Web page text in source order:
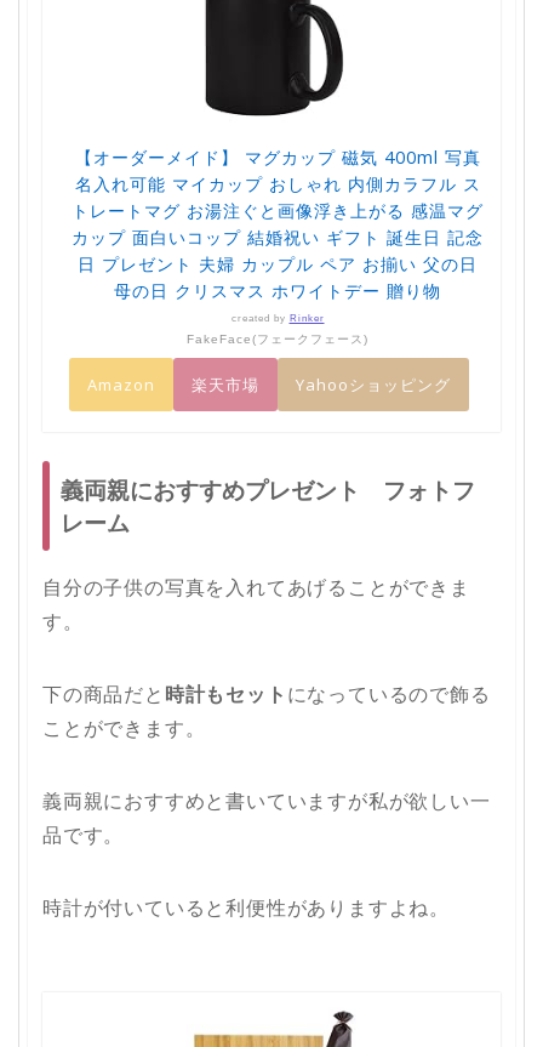
【オーダーメイド】 マグカップ 磁気 400ml 写真
名入れ可能 マイカップ おしゃれ 内側カラフル ス
トレートマグ お湯注ぐと画像浮き上がる 感温マグ
カップ 面白いコップ 結婚祝い ギフト 誕生日 記念
日 プレゼント 夫婦 カップル ペア お揃い 父の日
母の日 クリスマス ホワイトデー 贈り物
created by Rinker
FakeFace(フェークフェース)
Amazon 楽天市場 Yahooショッピング
義両親におすすめプレゼント フォトフ
レーム
自分の子供の写真を入れてあげることができま
す。
下の商品だと 時計もセット になっているので飾る
ことができます。
義両親におすすめと書いていますが私が欲しい一
品です。
時計が付いていると利便性がありますよね。